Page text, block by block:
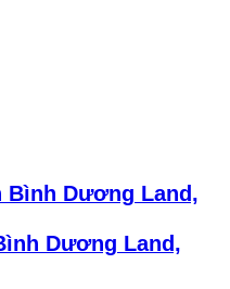
Dương Land,